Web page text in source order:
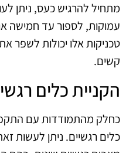
מתחיל להרגיש כעס, ניתן
עמוקות, לספור עד חמישה
טכניקות אלו יכולות לשפר
קשים.
הקניית כלים
כחלק מהתמודדות עם
כלים רגשיים. ניתן